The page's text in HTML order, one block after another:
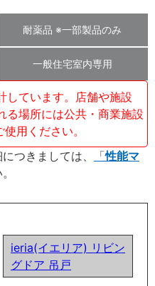
耐薬品 ※一部製品のみ
一般住宅室内専用
しています。店舗や施設
る場所には公共・商業施設
用ください。
つきましては、
性能マ
ieria(イエリア) リビン
グドア 吊戸